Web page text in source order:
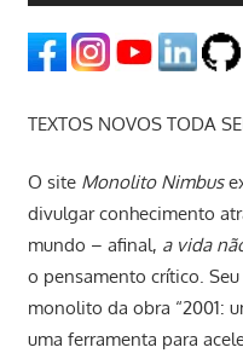
TEXTOS NOVOS TODA
O site Monolito Nimbus
divulgar conhecimento
mundo – afinal, a vida
o pensamento crítico.
monolito da obra “2001:
uma ferramenta para